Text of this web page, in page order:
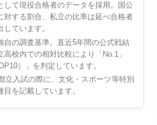
して現役合格者のデータを採用。国公
対する割合、私立の比率は延べ合格者
ています。
自の調査基準。直近5年間の公式戦結
校内での相対比較により「No.1」
）」を判定しています。
立入試の際に、文化・スポーツ等特別
を記載しています。